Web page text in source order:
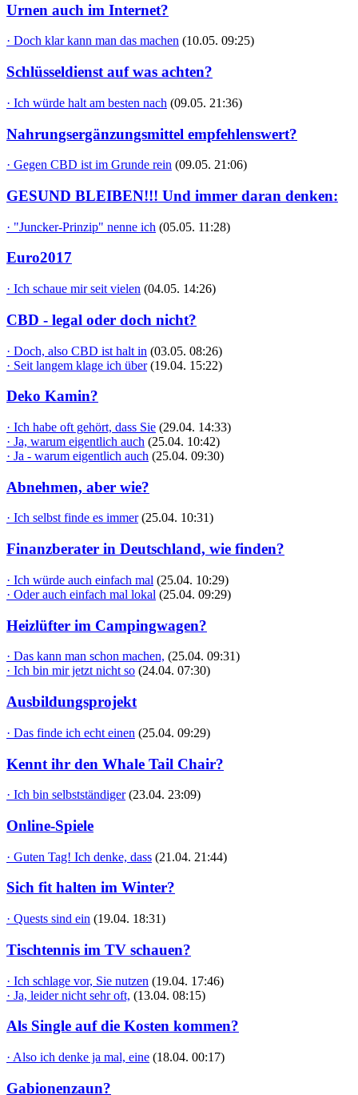
Urnen auch im Internet?
· Doch klar kann man das machen (10.05. 09:25)
Schlüsseldienst auf was achten?
· Ich würde halt am besten nach (09.05. 21:36)
Nahrungsergänzungsmittel empfehlenswert?
· Gegen CBD ist im Grunde rein (09.05. 21:06)
GESUND BLEIBEN!!! Und immer daran denken:
· "Juncker-Prinzip" nenne ich (05.05. 11:28)
Euro2017
· Ich schaue mir seit vielen (04.05. 14:26)
CBD - legal oder doch nicht?
· Doch, also CBD ist halt in (03.05. 08:26)
· Seit langem klage ich über (19.04. 15:22)
Deko Kamin?
· Ich habe oft gehört, dass Sie (29.04. 14:33)
· Ja, warum eigentlich auch (25.04. 10:42)
· Ja - warum eigentlich auch (25.04. 09:30)
Abnehmen, aber wie?
· Ich selbst finde es immer (25.04. 10:31)
Finanzberater in Deutschland, wie finden?
· Ich würde auch einfach mal (25.04. 10:29)
· Oder auch einfach mal lokal (25.04. 09:29)
Heizlüfter im Campingwagen?
· Das kann man schon machen, (25.04. 09:31)
· Ich bin mir jetzt nicht so (24.04. 07:30)
Ausbildungsprojekt
· Das finde ich echt einen (25.04. 09:29)
Kennt ihr den Whale Tail Chair?
· Ich bin selbstständiger (23.04. 23:09)
Online-Spiele
· Guten Tag! Ich denke, dass (21.04. 21:44)
Sich fit halten im Winter?
· Quests sind ein (19.04. 18:31)
Tischtennis im TV schauen?
· Ich schlage vor, Sie nutzen (19.04. 17:46)
· Ja, leider nicht sehr oft, (13.04. 08:15)
Als Single auf die Kosten kommen?
· Also ich denke ja mal, eine (18.04. 00:17)
Gabionenzaun?